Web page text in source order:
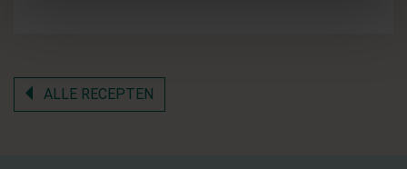
ALLE RECEPTEN